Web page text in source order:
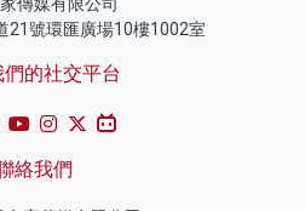
傳媒有限公司
21號環匯廣場10樓1002室
的社交平台
絡我們